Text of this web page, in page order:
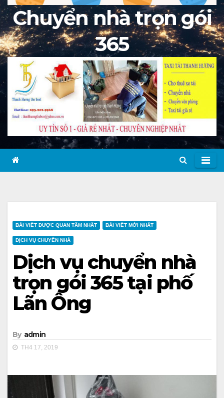
Chuyển nhà trọn gói
365
BÀI VIẾT ĐƯỢC QUAN TÂM NHẤT BÀI VIẾT MỚI NHẤT
DỊCH VỤ CHUYỂN NHÀ
Dịch vụ chuyển nhà
trọn gói 365 tại phố
Lãn Ông
By admin
TH4 17, 2019